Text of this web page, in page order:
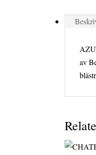
mängd
av